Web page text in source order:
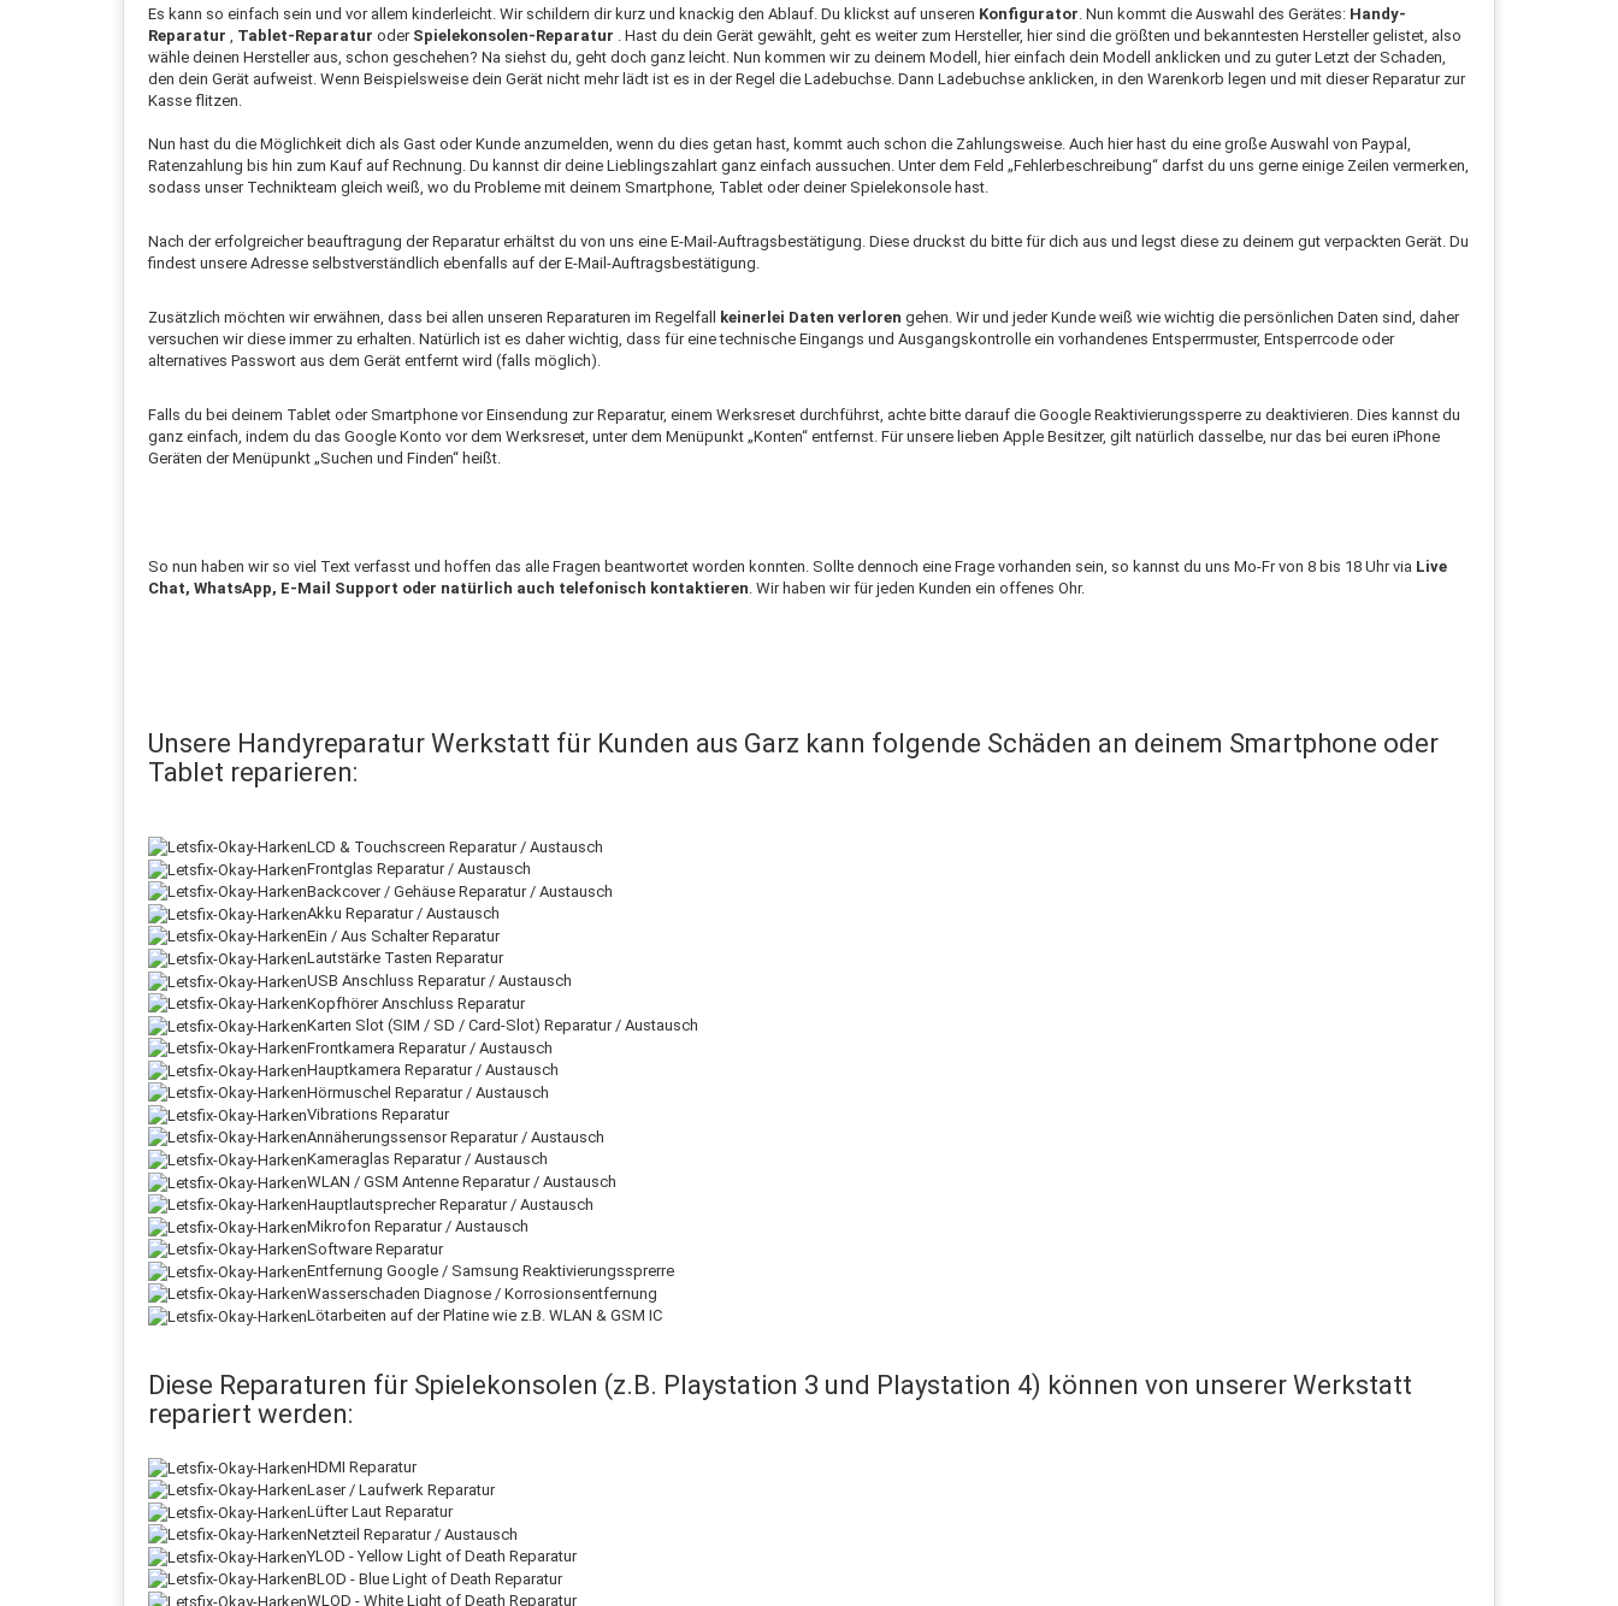
Es kann so einfach sein und vor allem kinderleicht. Wir schildern dir kurz und knackig den Ablauf. Du klickst auf unseren Konfigurator . Nun kommt die Auswahl des Gerätes: Handy-
Reparatur
Tablet-Reparatur oder Spielekonsolen-Reparatur . Hast du dein Gerät gewählt, geht es weiter zum Hersteller, hier sind die größten und bekanntesten Hersteller gelistet, also
wähle deinen Hersteller aus, schon geschehen? Na siehst du, geht doch ganz leicht. Nun kommen wir zu deinem Modell, hier einfach dein Modell anklicken und zu guter Letzt der Schaden,
den dein Gerät aufweist. Wenn Beispielsweise dein Gerät nicht mehr lädt ist es in der Regel die Ladebuchse. Dann Ladebuchse anklicken, in den Warenkorb legen und mit dieser Reparatur zur
Kasse flitzen.
Nun hast du die Möglichkeit dich als Gast oder Kunde anzumelden, wenn du dies getan hast, kommt auch schon die Zahlungsweise. Auch hier hast du eine große Auswahl von Paypal,
Ratenzahlung bis hin zum Kauf auf Rechnung. Du kannst dir deine Lieblingszahlart ganz einfach aussuchen. Unter dem Feld „Fehlerbeschreibung“ darfst du uns gerne einige Zeilen vermerken,
sodass unser Technikteam gleich weiß, wo du Probleme mit deinem Smartphone, Tablet oder deiner Spielekonsole hast.
Nach der erfolgreicher beauftragung der Reparatur erhältst du von uns eine E-Mail-Auftragsbestätigung. Diese druckst du bitte für dich aus und legst diese zu deinem gut verpackten Gerät. Du
findest unsere Adresse selbstverständlich ebenfalls auf der E-Mail-Auftragsbestätigung.
Zusätzlich möchten wir erwähnen, dass bei allen unseren Reparaturen im Regelfall keinerlei Daten verloren gehen. Wir und jeder Kunde weiß wie wichtig die persönlichen Daten sind, daher
versuchen wir diese immer zu erhalten. Natürlich ist es daher wichtig, dass für eine technische Eingangs und Ausgangskontrolle ein vorhandenes Entsperrmuster, Entsperrcode oder
alternatives Passwort aus dem Gerät entfernt wird (falls möglich).
Falls du bei deinem Tablet oder Smartphone vor Einsendung zur Reparatur, einem Werksreset durchführst, achte bitte darauf die Google Reaktivierungssperre zu deaktivieren. Dies kannst du
ganz einfach, indem du das Google Konto vor dem Werksreset, unter dem Menüpunkt „Konten“ entfernst. Für unsere lieben Apple Besitzer, gilt natürlich dasselbe, nur das bei euren iPhone
Geräten der Menüpunkt „Suchen und Finden“ heißt.
So nun haben wir so viel Text verfasst und hoffen das alle Fragen beantwortet worden konnten. Sollte dennoch eine Frage vorhanden sein, so kannst du uns Mo-Fr von 8 bis 18 Uhr via Live
Chat, WhatsApp, E-Mail Support oder natürlich auch telefonisch kontaktieren . Wir haben wir für jeden Kunden ein offenes Ohr.
Unsere Handyreparatur Werkstatt für Kunden aus Garz kann folgende Schäden an deinem Smartphone oder
Tablet reparieren:
LCD & Touchscreen Reparatur / Austausch
Frontglas Reparatur / Austausch
Backcover / Gehäuse Reparatur / Austausch
Akku Reparatur / Austausch
Ein / Aus Schalter Reparatur
Lautstärke Tasten Reparatur
USB Anschluss Reparatur / Austausch
Kopfhörer Anschluss Reparatur
Karten Slot (SIM / SD / Card-Slot) Reparatur / Austausch
Frontkamera Reparatur / Austausch
Hauptkamera Reparatur / Austausch
Hörmuschel Reparatur / Austausch
Vibrations Reparatur
Annäherungssensor Reparatur / Austausch
Kameraglas Reparatur / Austausch
WLAN / GSM Antenne Reparatur / Austausch
Hauptlautsprecher Reparatur / Austausch
Mikrofon Reparatur / Austausch
Software Reparatur
Entfernung Google / Samsung Reaktivierungssprerre
Wasserschaden Diagnose / Korrosionsentfernung
Lötarbeiten auf der Platine wie z.B. WLAN & GSM IC
Diese Reparaturen für Spielekonsolen (z.B. Playstation 3 und Playstation 4) können von unserer Werkstatt
repariert werden:
HDMI Reparatur
Laser / Laufwerk Reparatur
Lüfter Laut Reparatur
Netzteil Reparatur / Austausch
YLOD - Yellow Light of Death Reparatur
BLOD - Blue Light of Death Reparatur
WLOD - White Light of Death Reparatur